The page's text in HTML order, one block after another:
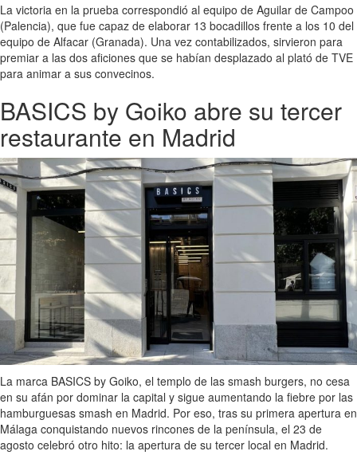
La victoria en la prueba correspondió al equipo de Aguilar de Campoo
(Palencia), que fue capaz de elaborar 13 bocadillos frente a los 10 del
equipo de Alfacar (Granada). Una vez contabilizados, sirvieron para
premiar a las dos aficiones que se habían desplazado al plató de TVE
para animar a sus convecinos.
BASICS by Goiko abre su tercer
restaurante en Madrid
La marca BASICS by Goiko, el templo de las smash burgers, no cesa
en su afán por dominar la capital y sigue aumentando la fiebre por las
hamburguesas smash en Madrid. Por eso, tras su primera apertura en
Málaga conquistando nuevos rincones de la península, el 23 de
agosto celebró otro hito: la apertura de su tercer local en Madrid.